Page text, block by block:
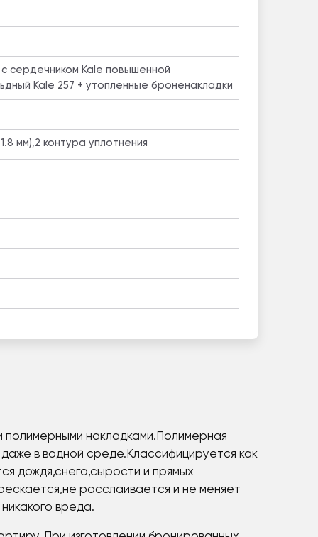
сердечником Kale повышенной
Kale 257 + утопленные броненакладки
мм),2 контура уплотнения
полимерными накладками.Полимерная
в водной среде.Классифицируется как
дождя,снега,сырости и прямых
расслаивается и не меняет
вреда.